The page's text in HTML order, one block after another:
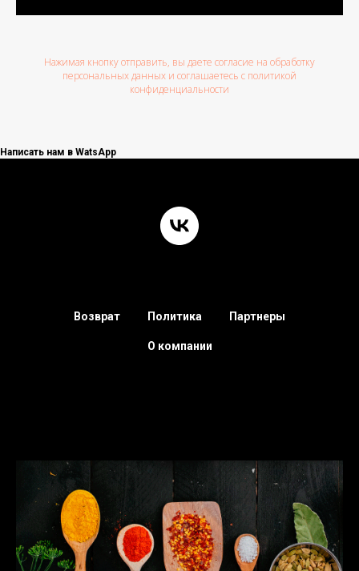
Нажимая кнопку отправить, вы даете согласие на обработку
персональных данных и соглашаетесь c политикой
конфиденциальности
Написать нам в WatsApp
Возврат Политика Партнеры
О компании